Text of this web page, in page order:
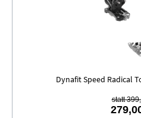
Dynafit Speed Radical
statt